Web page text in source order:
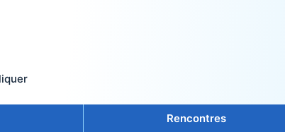
Rencontres